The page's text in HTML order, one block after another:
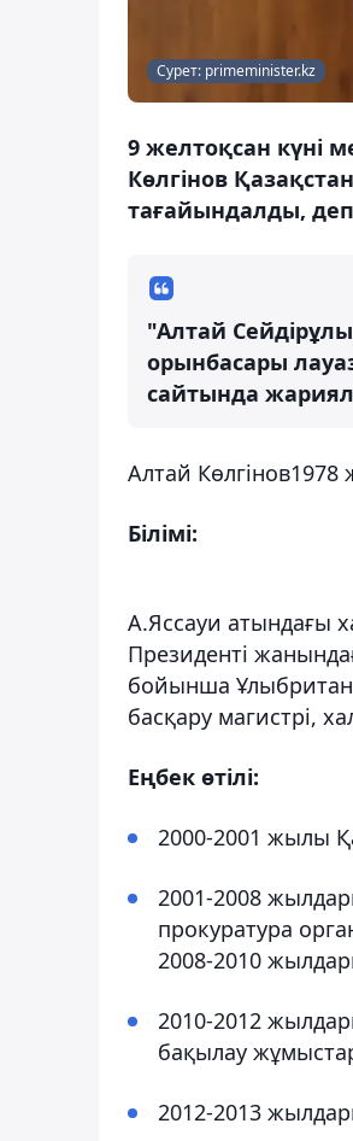
Сурет: primeminister.kz
9 желтоқсан күні
Көлгінов
тағайындалды,
"Алтай
орынбасары
сайтында
Алтай
Білімі:
А.Яссауи атындағы
Президенті
бойынша
басқару магистрі,
Еңбек өтілі:
2000-2001 жылы
2001-2008
прокуратура
2008-2010
2010-2012
бақылау
2012-2013